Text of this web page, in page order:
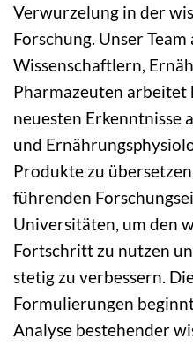
Verwurzelung in der
Forschung. Unser
Wissenschaftlern,
Pharmazeuten
neuesten Erkenntnisse
und
Produkte zu
führenden
Universitäten, um den
Fortschritt zu nutzen
stetig zu verbessern.
Formulierungen
Analyse bestehender